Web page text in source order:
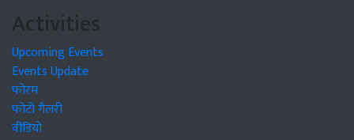
Activities
Upcoming Events
Events Update
फोरम
फोटो गैलरी
वीडियो